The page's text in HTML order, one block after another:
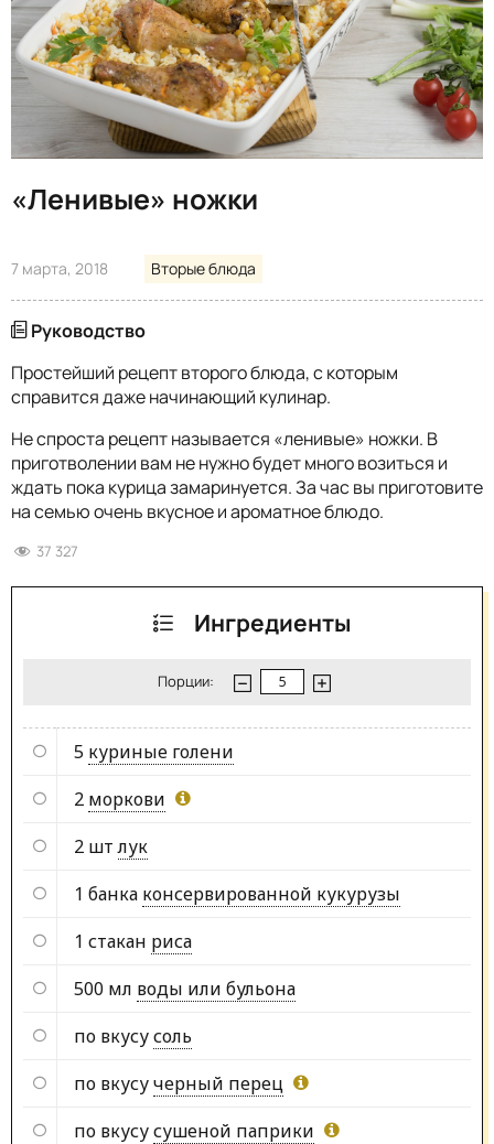
«Ленивые» ножки
7 марта, 2018 Вторые блюда
Руководство
Простейший рецепт второго блюда, с которым
справится даже начинающий кулинар.
Не спроста рецепт называется «ленивые» ножки. В
приготволении вам не нужно будет много возиться и
ждать пока курица замаринуется. За час вы приготовите
на семью очень вкусное и ароматное блюдо.
37 327
Ингредиенты
Порции:
5 куриные голени
2 моркови
2 шт лук
1 банка консервированной кукурузы
1 стакан риса
500 мл воды или бульона
по вкусусоль
по вкусучерный перец
по вкусусушеной паприки